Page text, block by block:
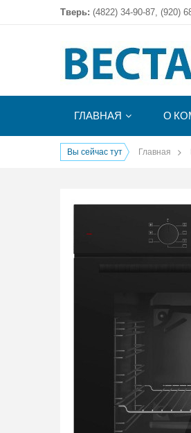
Тверь: (4822) 34-90-87, (920)
ГЛАВНАЯ О
Вы сейчас тут Главная